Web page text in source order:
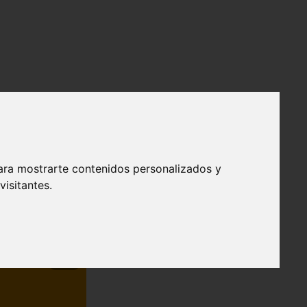
mostrarte contenidos personalizados y